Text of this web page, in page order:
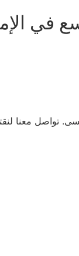
في
تواصل معنا